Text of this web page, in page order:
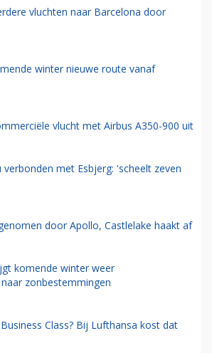
vluchten naar Barcelona door
winter nieuwe route vanaf
vlucht met Airbus A350-900 uit
met Esbjerg: 'scheelt zeven
door Apollo, Castlelake haakt af
komende winter weer
zonbestemmingen
Class? Bij Lufthansa kost dat